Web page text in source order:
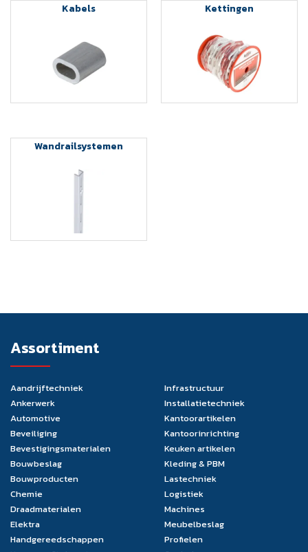
Kabels Kettingen
Wandrailsystemen
Assortiment
Aandrijftechniek
Ankerwerk
Automotive
Beveiliging
Bevestigingsmaterialen
Bouwbeslag
Bouwproducten
Chemie
Draadmaterialen
Elektra
Handgereedschappen
Infrastructuur
Installatietechniek
Kantoorartikelen
Kantoorinrichting
Keuken artikelen
Kleding & PBM
Lastechniek
Logistiek
Machines
Meubelbeslag
Profielen